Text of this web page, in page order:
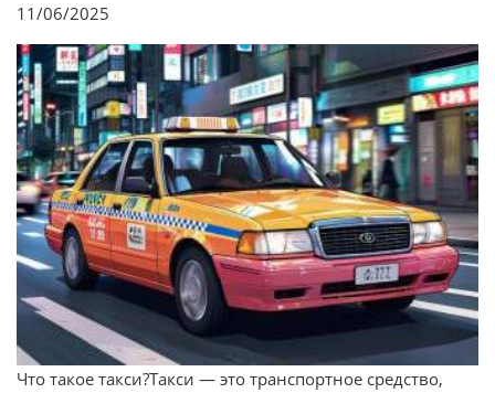
11/06/2025
Что такое такси?Такси — это транспортное средство,